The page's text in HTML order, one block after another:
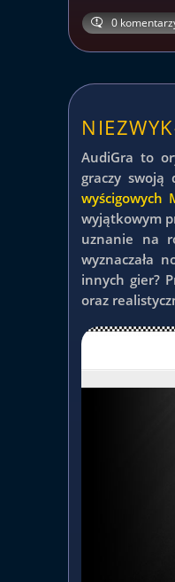
0
AudiGra to
graczy swoją
wyścigowych
wyjątkowym
uznanie na
wyznaczała
innych gier?
oraz